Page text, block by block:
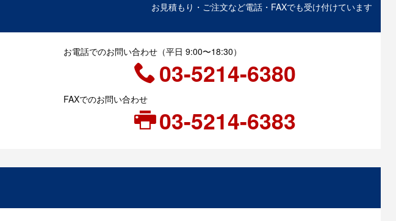
お見積もり・ご注文など電話・FAXでも受け付けています
お電話でのお問い合わせ（平日 9:00〜18:30）
03-5214-6380
FAXでのお問い合わせ
03-5214-6383